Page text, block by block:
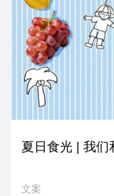
夏日食光 | 我们
文案